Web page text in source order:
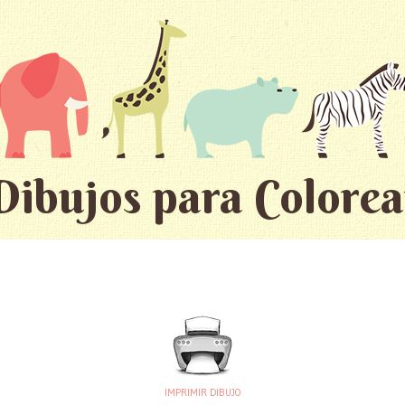
para
IMPRIMIR DIBUJO